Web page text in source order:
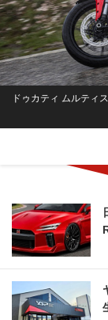
ドゥカティ ムルティ